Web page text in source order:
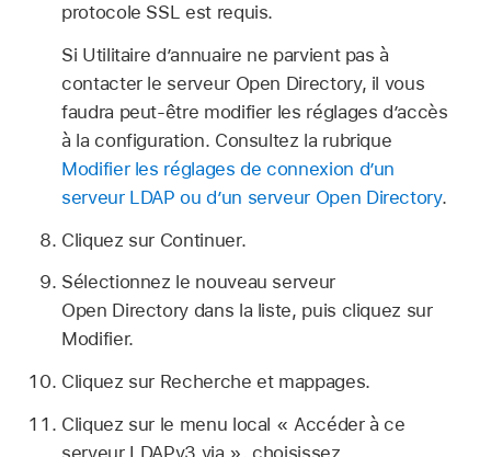
protocole SSL est requis.
Si Utilitaire d’annuaire ne parvient pas à
contacter le serveur Open Directory, il vous
faudra peut-être modifier les réglages d’accès
à la configuration. Consultez la rubrique
Modifier les réglages de connexion d’un
serveur LDAP ou d’un serveur Open Directory.
Cliquez sur Continuer.
Sélectionnez le nouveau serveur
Open Directory dans la liste, puis cliquez sur
Modifier.
Cliquez sur Recherche et mappages.
Cliquez sur le menu local « Accéder à ce
serveur LDAPv3 via », choisissez